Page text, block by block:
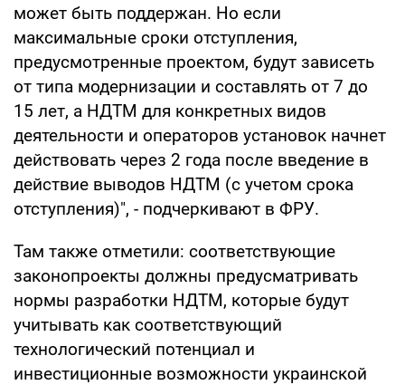
может быть поддержан. Но если
максимальные сроки отступления,
предусмотренные проектом, будут зависеть
от типа модернизации и составлять от 7 до
15 лет, а НДТМ для конкретных видов
деятельности и операторов установок начнет
действовать через 2 года после введение в
действие выводов НДТМ (с учетом срока
отступления)", - подчеркивают в ФРУ.
Там также отметили: соответствующие
законопроекты должны предусматривать
нормы разработки НДТМ, которые будут
учитывать как соответствующий
технологический потенциал и
инвестиционные возможности украинской